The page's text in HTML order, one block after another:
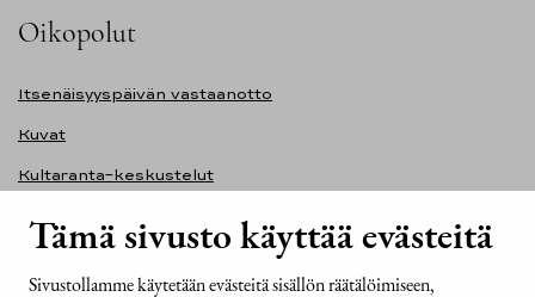
Tämä sivusto käyttää evästeitä
Sivustollamme käytetään evästeitä sisällön räätälöimiseen,
Oikopolut
Itsenäisyyspäivän vastaanotto
Kuvat
Kultaranta-keskustelut